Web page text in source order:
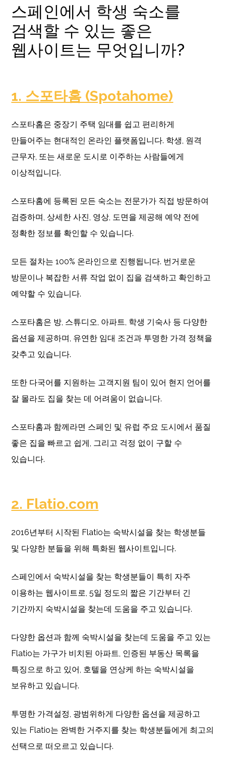
스페인에서 학생 숙소를
검색할 수 있는 좋은
웹사이트는 무엇입니까?
1. 스포타홈 (Spotahome)
스포타홈은 중장기 주택 임대를 쉽고 편리하게
만들어주는 현대적인 온라인 플랫폼입니다. 학생, 원격
근무자, 또는 새로운 도시로 이주하는 사람들에게
이상적입니다.
스포타홈에 등록된 모든 숙소는 전문가가 직접 방문하여
검증하며, 상세한 사진, 영상, 도면을 제공해 예약 전에
정확한 정보를 확인할 수 있습니다.
모든 절차는 100% 온라인으로 진행됩니다. 번거로운
방문이나 복잡한 서류 작업 없이 집을 검색하고 확인하고
예약할 수 있습니다.
스포타홈은 방, 스튜디오, 아파트, 학생 기숙사 등 다양한
옵션을 제공하며, 유연한 임대 조건과 투명한 가격 정책을
갖추고 있습니다.
또한 다국어를 지원하는 고객지원 팀이 있어 현지 언어를
잘 몰라도 집을 찾는 데 어려움이 없습니다.
스포타홈과 함께라면 스페인 및 유럽 주요 도시에서 품질
좋은 집을 빠르고 쉽게, 그리고 걱정 없이 구할 수
있습니다.
2. Flatio.com
2016년부터 시작된 Flatio는 숙박시설을 찾는 학생분들
및 다양한 분들을 위해 특화된 웹사이트입니다.
스페인에서 숙박시설을 찾는 학생분들이 특히 자주
이용하는 웹사이트로, 5일 정도의 짧은 기간부터 긴
기간까지 숙박시설을 찾는데 도움을 주고 있습니다.
다양한 옵션과 함께 숙박시설을 찾는데 도움을 주고 있는
Flatio는 가구가 비치된 아파트, 인증된 부동산 목록을
특징으로 하고 있어, 호텔을 연상케 하는 숙박시설을
보유하고 있습니다.
투명한 가격설정, 광범위하게 다양한 옵션을 제공하고
있는 Flatio는 완벽한 거주지를 찾는 학생분들에게 최고의
선택으로 떠오르고 있습니다.